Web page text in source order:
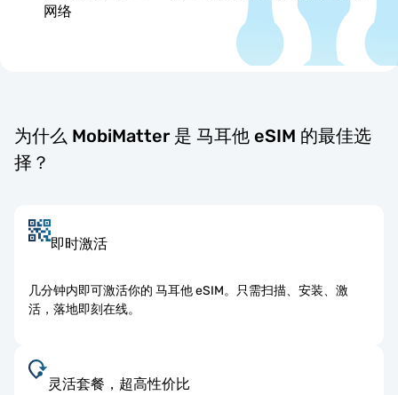
网络
为什么 MobiMatter 是 马耳他 eSIM 的最佳选
择？
即时激活
几分钟内即可激活你的 马耳他 eSIM。只需扫描、安装、激
活，落地即刻在线。
灵活套餐，超高性价比